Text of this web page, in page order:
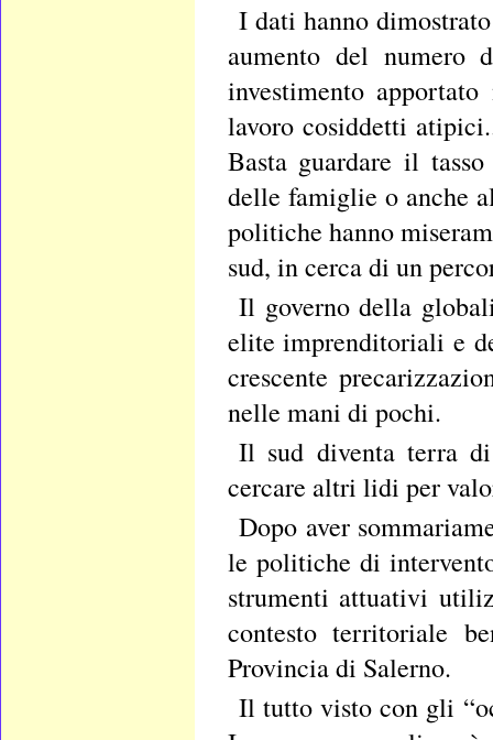
I dati hanno
aumento del numero
investimento
lavoro cosiddetti
Basta guardare il
delle famiglie o anche
politiche hanno
sud, in cerca di un
Il governo della
elite imprenditoriali e
crescente
nelle mani di pochi.
Il sud diventa terra
cercare altri lidi per
Dopo aver
le politiche di
strumenti attuativi
contesto territoriale
Provincia di Salerno.
Il tutto visto con gli